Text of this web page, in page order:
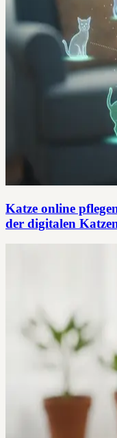
Katze online
der digitalen